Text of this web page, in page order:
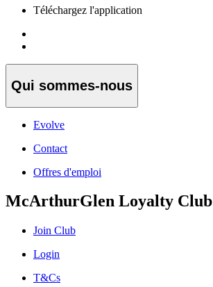
Téléchargez l'application
Qui sommes-nous
Evolve
Contact
Offres d'emploi
McArthurGlen Loyalty Club
Join Club
Login
T&Cs